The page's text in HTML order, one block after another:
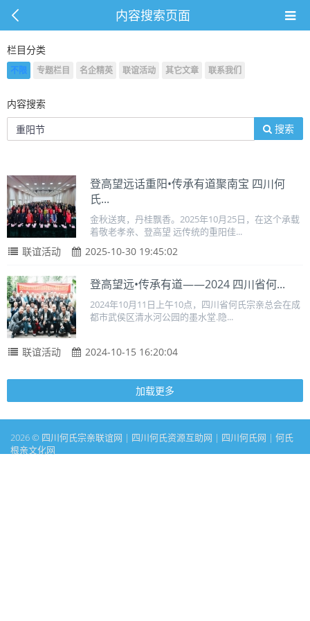
内容搜索页面
栏目分类
不限 专题栏目 名企精英 联谊活动 其它文章 联系我们
内容搜索
搜索
登高望远话重阳•传承有道聚南宝 四川何
氏...
金秋送爽，丹桂飘香。2025年10月25日，在这个承载
着敬老孝亲、登高望 远传统的重阳佳...
联谊活动 2025-10-30 19:45:02
登高望远•传承有道——2024 四川省何...
2024年10月11日上午10点，四川省何氏宗亲总会在成
都市武侯区清水河公园的墨水堂.隐...
联谊活动 2024-10-15 16:20:04
加载更多
2026 © 四川何氏宗亲联谊网 | 四川何氏资源互助网 | 四川何氏网 | 何氏
根亲文化网